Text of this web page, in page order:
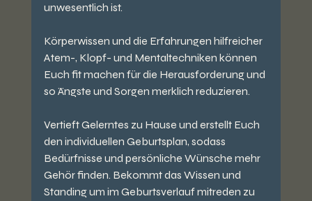
unwesentlich ist.
Körperwissen und die Erfahrungen hilfreicher
Atem-, Klopf- und Mentaltechniken können
Euch fit machen für die Herausforderung und
so Ängste und Sorgen merklich reduzieren.
Vertieft Gelerntes zu Hause und erstellt Euch
den individuellen Geburtsplan, sodass
Bedürfnisse und persönliche Wünsche mehr
Gehör finden. Bekommt das Wissen und
Standing um im Geburtsverlauf mitreden zu